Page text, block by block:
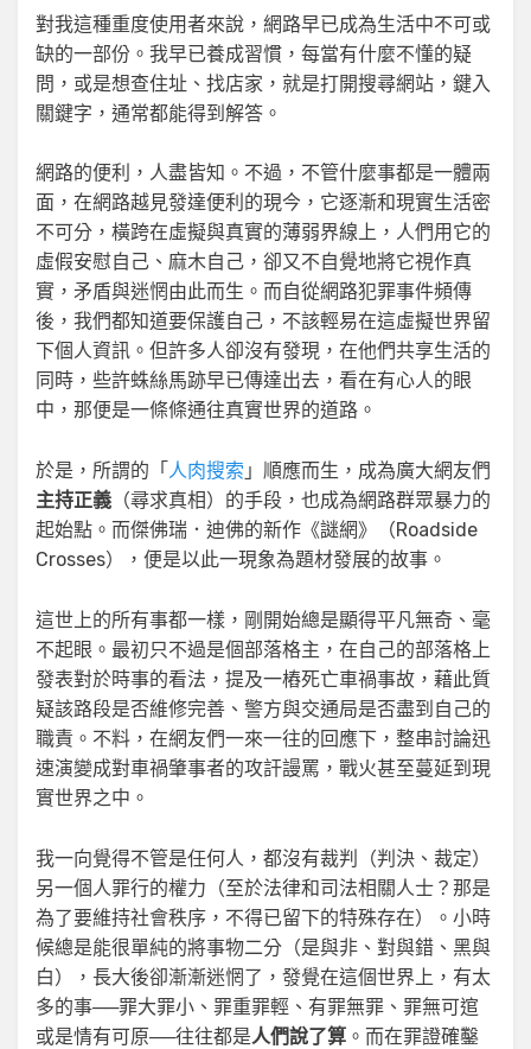
對我這種重度使用者來說，網路早已成為生活中不可或
缺的一部份。我早已養成習慣，每當有什麼不懂的疑
問，或是想查住址、找店家，就是打開搜尋網站，鍵入
關鍵字，通常都能得到解答。
網路的便利，人盡皆知。不過，不管什麼事都是一體兩
面，在網路越見發達便利的現今，它逐漸和現實生活密
不可分，橫跨在虛擬與真實的薄弱界線上，人們用它的
虛假安慰自己、麻木自己，卻又不自覺地將它視作真
實，矛盾與迷惘由此而生。而自從網路犯罪事件頻傳
後，我們都知道要保護自己，不該輕易在這虛擬世界留
下個人資訊。但許多人卻沒有發現，在他們共享生活的
同時，些許蛛絲馬跡早已傳達出去，看在有心人的眼
中，那便是一條條通往真實世界的道路。
於是，所謂的「 人肉搜索 」順應而生，成為廣大網友們
主持正義 （尋求真相）的手段，也成為網路群眾暴力的
起始點。而傑佛瑞．迪佛的新作《謎網》（Roadside
Crosses），便是以此一現象為題材發展的故事。
這世上的所有事都一樣，剛開始總是顯得平凡無奇、毫
不起眼。最初只不過是個部落格主，在自己的部落格上
發表對於時事的看法，提及一樁死亡車禍事故，藉此質
疑該路段是否維修完善、警方與交通局是否盡到自己的
職責。不料，在網友們一來一往的回應下，整串討論迅
速演變成對車禍肇事者的攻訐謾罵，戰火甚至蔓延到現
實世界之中。
我一向覺得不管是任何人，都沒有裁判（判決、裁定）
另一個人罪行的權力（至於法律和司法相關人士？那是
為了要維持社會秩序，不得已留下的特殊存在）。小時
候總是能很單純的將事物二分（是與非、對與錯、黑與
白），長大後卻漸漸迷惘了，發覺在這個世界上，有太
多的事──罪大罪小、罪重罪輕、有罪無罪、罪無可逭
或是情有可原──往往都是人們說了算 。而在罪證確鑿